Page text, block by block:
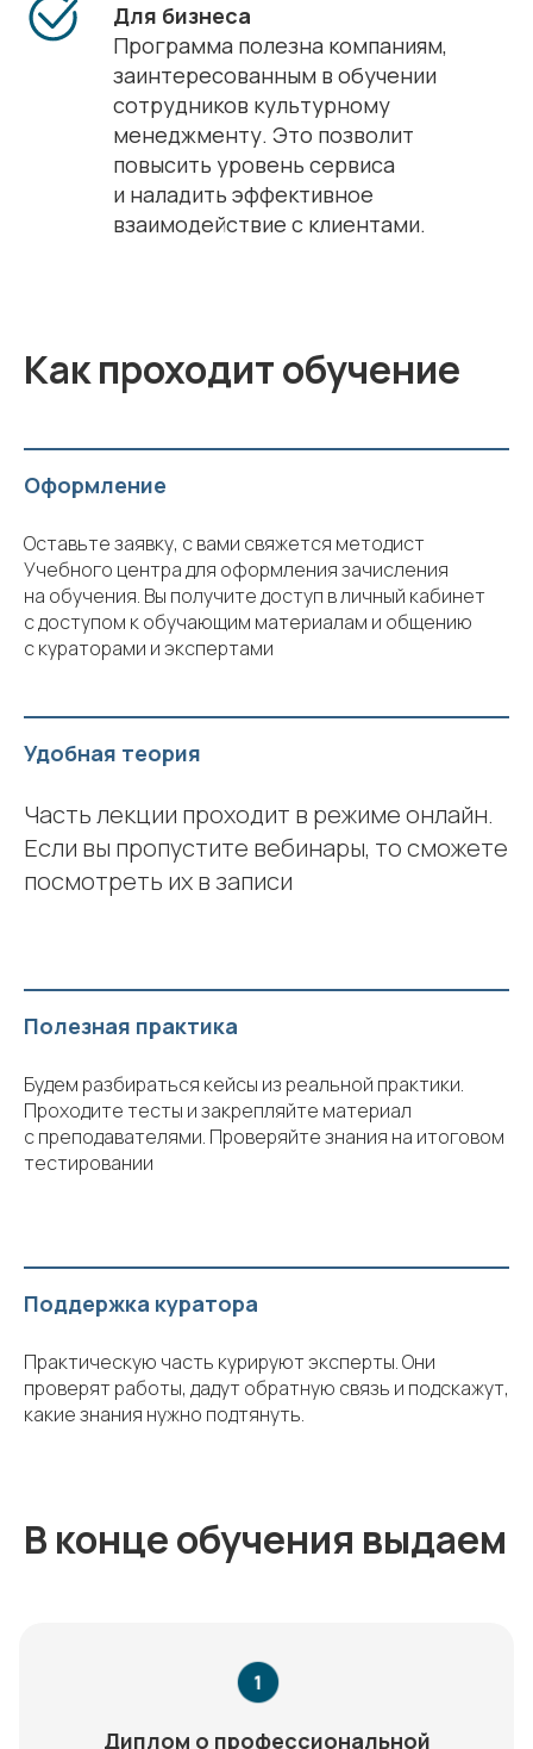
Для бизнеса
Программа полезна компаниям,
заинтересованным в обучении
сотрудников культурному
менеджменту. Это позволит
повысить уровень сервиса
и наладить эффективное
взаимодействие с клиентами.
Как проходит обучение
Оформление
Оставьте заявку, с вами свяжется методист
Учебного центра для оформления зачисления
на обучения. Вы получите доступ в личный кабинет
с доступом к обучающим материалам и общению
с кураторами и экспертами
Удобная теория
Часть лекции проходит в режиме онлайн.
Если вы пропустите вебинары, то сможете
посмотреть их в записи
Полезная практика
Будем разбираться кейсы из реальной практики.
Проходите тесты и закрепляйте материал
с преподавателями. Проверяйте знания на итоговом
тестировании
Поддержка куратора
Практическую часть курируют эксперты. Они
проверят работы, дадут обратную связь и подскажут,
какие знания нужно подтянуть.
В конце обучения выдаем
Диплом о профессиональной